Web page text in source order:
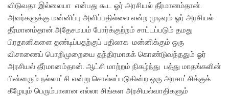
விடுவதா இல்லையா என்பது கூட ஓர் அரசியல் தீர்மானம்தான்.
அவர்களுக்கு மன்னிப்பு அளிப்பதில்லை என்ற முடிவும் ஓர் அரசியல்
தீர்மானம்தான்.அதேசமயம் போர்க்குற்றம் சாட்டப்படும் தமது
பிரதானிகளை தண்டிப்பதற்குப் பதிலாக மன்னிக்கும் ஒரு
விசாணைப் பொறிமுறையை தந்திரமாகக் கொண்டுவந்ததும் ஓர்
அரசியல் தீர்மானம்தான். ஆட்சி மாற்றம் நிகழ்ந்து பத்து மாதங்களின்
பின்னரும் நல்லாட்சி என்று சொல்லப்படுகின்ற ஒரு அரசாட்சிக்குக்
கீழேயும் பெரும்பாலான எல்லா சிங்கள அரசியல்வாதிகளும்